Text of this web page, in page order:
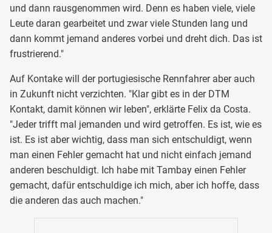
und dann rausgenommen wird. Denn es haben viele, viele
Leute daran gearbeitet und zwar viele Stunden lang und
dann kommt jemand anderes vorbei und dreht dich. Das ist
frustrierend."
Auf Kontake will der portugiesische Rennfahrer aber auch
in Zukunft nicht verzichten. "Klar gibt es in der DTM
Kontakt, damit können wir leben", erklärte Felix da Costa.
"Jeder trifft mal jemanden und wird getroffen. Es ist, wie es
ist. Es ist aber wichtig, dass man sich entschuldigt, wenn
man einen Fehler gemacht hat und nicht einfach jemand
anderen beschuldigt. Ich habe mit Tambay einen Fehler
gemacht, dafür entschuldige ich mich, aber ich hoffe, dass
die anderen das auch machen."